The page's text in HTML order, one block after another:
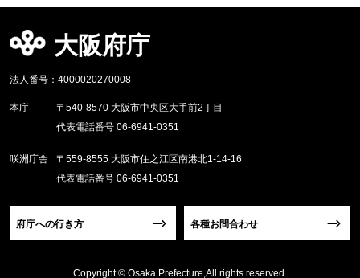
大阪府庁
法人番号：4000020270008
本庁
〒540-8570 大阪市中央区大手前2丁目
代表電話番号 06-6941-0351
咲洲庁舎
〒559-8555 大阪市住之江区南港北1-14-16
代表電話番号 06-6941-0351
府庁への行き方 各種お問合わせ
Copyright © Osaka Prefecture,All rights reserved.